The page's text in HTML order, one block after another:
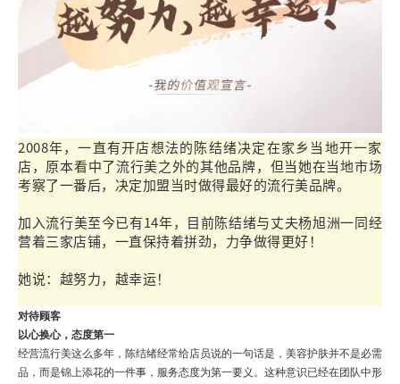
2008年，一直有开店想法的陈结绪决定在家乡当地开一家
店，原本看中了流行美之外的其他品牌，但当她在当地市场
考察了一番后，决定加盟当时做得最好的流行美品牌。
加入流行美至今已有14年，目前陈结绪与丈夫杨旭洲一同经
营着三家店铺，一直保持着拼劲，力争做得更好！
她说：越努力，越幸运！
对待顾客
以心换心，态度第一
经营流行美这么多年，陈结绪经常给店员说的一句话是，美容护肤并不是必需
品，而是锦上添花的一件事，服务态度为第一要义。这种意识已经在团队中形
我要加盟
电话咨询